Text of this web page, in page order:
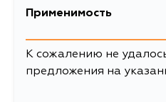
Масса, кг
Применимость
Mazda
Кузов
К сожалению не
предложения на